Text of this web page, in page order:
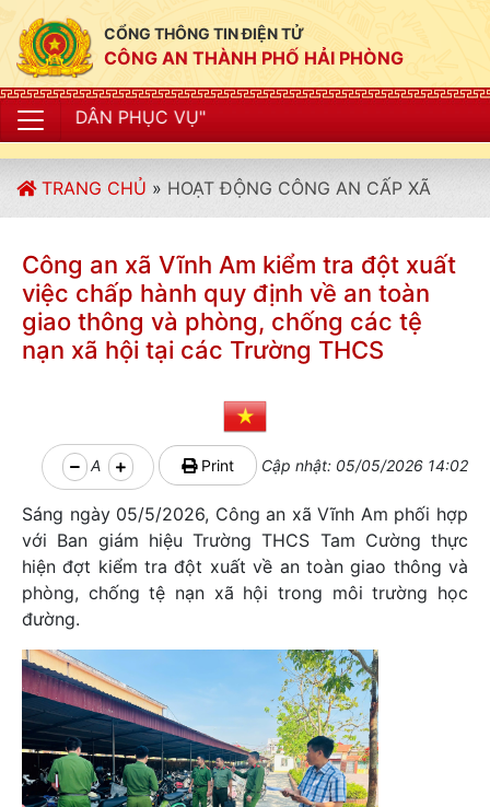
CỔNG THÔNG TIN ĐIỆN TỬ
CÔNG AN THÀNH PHỐ HẢI PHÒNG
TRANG CHỦ » HOẠT ĐỘNG CÔNG AN CẤP XÃ
Công an xã Vĩnh Am kiểm tra đột xuất
việc chấp hành quy định về an toàn
giao thông và phòng, chống các tệ
nạn xã hội tại các Trường THCS
A Print Cập nhật: 05/05/2026 14:02
Sáng ngày 05/5/2026, Công an xã Vĩnh Am phối hợp
với Ban giám hiệu Trường THCS Tam Cường thực
hiện đợt kiểm tra đột xuất về an toàn giao thông và
phòng, chống tệ nạn xã hội trong môi trường học
đường.